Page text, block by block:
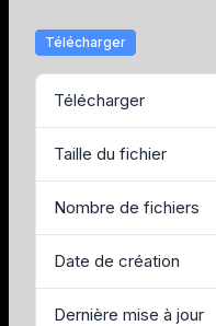
Télécharger
Télécharger
Taille du fichier
Nombre de fichiers
Date de création
Dernière mise à jour